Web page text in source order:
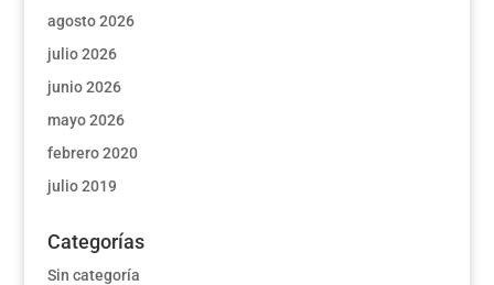
agosto 2026
julio 2026
junio 2026
mayo 2026
febrero 2020
julio 2019
Categorías
Sin categoría